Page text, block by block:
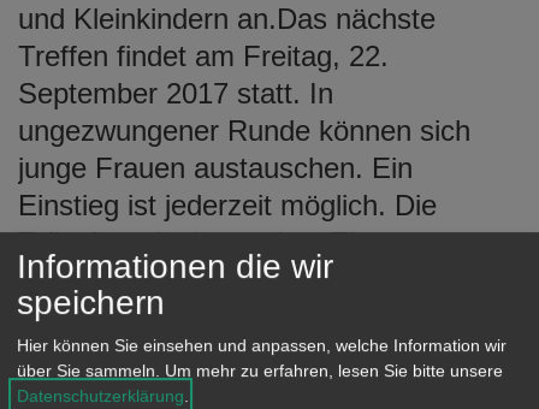
und Kleinkindern an.Das nächste
Treffen findet am Freitag, 22.
September 2017 statt. In
ungezwungener Runde können sich
junge Frauen austauschen. Ein
Einstieg ist jederzeit möglich. Die
Teilnahme ist kostenlos. Eine
Anmeldung sollte unter der E-Mail-
Adressejulia.paul@aalen.de
Das nächste Treffen findet am Freitag,
22. September 2017 statt. In
Informationen die wir
speichern
Hier können Sie einsehen und anpassen, welche Information wir
über Sie sammeln.
Um mehr zu erfahren, lesen Sie bitte unsere
Datenschutzerklärung